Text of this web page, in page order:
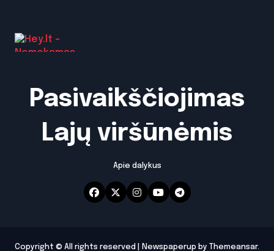
Pasivaikščiojimas
Lajų viršūnėmis
Apie dalykus
Copyright © All rights reserved Newspaperup by Themeansar.